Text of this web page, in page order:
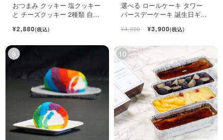
おつまみ クッキー 塩クッキー
と チーズクッキー 2種類 自宅
¥2,880(税込)
選べる ロールケーキ タワー
バースデーケーキ 誕生日ギフ
¥4,000 ¥3,900(税込)